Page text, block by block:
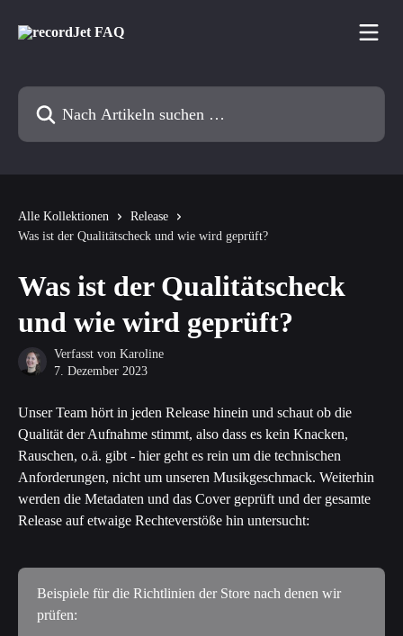
Nach Artikeln suchen …
Alle Kollektionen
Release
Was ist der Qualitätscheck und wie wird geprüft?
Was ist der Qualitätscheck
und wie wird geprüft?
Verfasst von Karoline
7. Dezember 2023
Unser Team hört in jeden Release hinein und schaut ob die
Qualität der Aufnahme stimmt, also dass es kein Knacken,
Rauschen, o.ä. gibt - hier geht es rein um die technischen
Anforderungen, nicht um unseren Musikgeschmack. Weiterhin
werden die Metadaten und das Cover geprüft und der gesamte
Release auf etwaige Rechteverstöße hin untersucht:
Beispiele für die Richtlinien der Store nach denen wir
prüfen: